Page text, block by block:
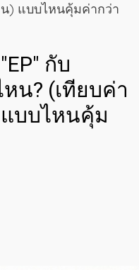
) แบบไหนคุ้มค่ากว่า
กับ
หน? (เทียบค่า
บบไหนคุ้ม